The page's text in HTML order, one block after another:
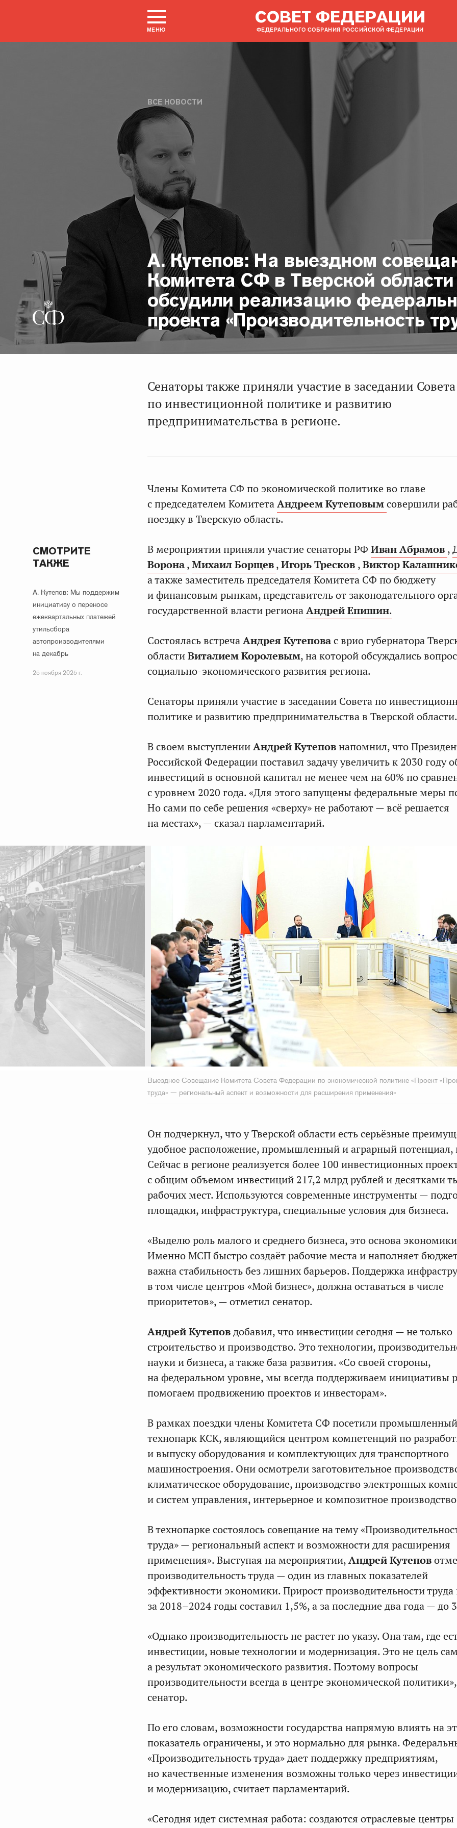
МЕНЮ
СОВЕТ ФЕДЕРАЦИИ
ФЕДЕРАЛЬНОГО СОБРАНИЯ РОССИЙСКОЙ ФЕДЕРАЦИИ
ВСЕ НОВОСТИ
А. Кутепов: На выездном
Комитета СФ в Тверской области
обсудили реализацию
проекта «Производительность
Сенаторы также приняли участие в заседании Совета
по инвестиционной политике и развитию
предпринимательства в регионе.
Члены Комитета СФ по экономической политике во главе
с председателем КомитетаАндреем Кутеповымсовершили
поездку в Тверскую область.
СМОТРИТЕ
ТАКЖЕ
А. Кутепов: Мы поддержим
инициативу о переносе
ежеквартальных платежей
утильсбора
автопроизводителями
на декабрь
25 ноября 2025 г.
В мероприятии приняли участие сенаторы РФ Иван Абрамов ,
Ворона,Михаил Борщев,Игорь Тресков ,Виктор
а также заместитель председателя Комитета СФ по бюджету
и финансовым рынкам, представитель от законодательного
государственной власти регионаАндрей Епишин.
Состоялась встречаАндрея Кутеповас врио губернатора
областиВиталием Королевым, на которой обсуждались
социально-экономического развития региона.
Сенаторы приняли участие в заседании Совета по
политике и развитию предпринимательства в Тверской области.
В своем выступленииАндрей Кутеповнапомнил, что
Российской Федерации поставил задачу увеличить к 2030 году
инвестиций в основной капитал не менее чем на 60% по
с уровнем 2020 года. «Для этого запущены федеральные меры
Но сами по себе решения «сверху» не работают — всё решается
на местах», — сказал парламентарий.
Выездное Совещание Комитета Совета Федерации по экономической политике «Проект
труда» — региональный аспект и возможности для расширения применения»
Он подчеркнул, что у Тверской области есть серьёзные
удобное расположение, промышленный и аграрный потенциал,
Сейчас в регионе реализуется более 100 инвестиционных
с общим объемом инвестиций 217,2 млрд рублей и десятками
рабочих мест. Используются современные инструменты —
площадки, инфраструктура, специальные условия для бизнеса.
«Выделю роль малого и среднего бизнеса, это основа
Именно МСП быстро создаёт рабочие места и наполняет
важна стабильность без лишних барьеров. Поддержка
в том числе центров «Мой бизнес», должна оставаться в числе
приоритетов», — отметил сенатор.
Андрей Кутеповдобавил, что инвестиции сегодня — не только
строительство и производство. Это технологии,
науки и бизнеса, а также база развития. «Со своей стороны,
на федеральном уровне, мы всегда поддерживаем инициативы
помогаем продвижению проектов и инвесторам».
В рамках поездки члены Комитета СФ посетили промышленный
технопарк КСК, являющийся центром компетенций по
и выпуску оборудования и комплектующих для транспортного
машиностроения. Они осмотрели заготовительное
климатическое оборудование, производство электронных
и систем управления, интерьерное и композитное
В технопарке состоялось совещание на тему
труда» — региональный аспект и возможности для расширения
применения». Выступая на мероприятии,Андрей Кутепов
производительность труда — один из главных показателей
эффективности экономики. Прирост производительности труда
за 2018–2024 годы составил 1,5%, а за последние два года — до
«Однако производительность не растет по указу. Она там, где
инвестиции, новые технологии и модернизация. Это не цель
а результат экономического развития. Поэтому вопросы
производительности всегда в центре экономической
сенатор.
По его словам, возможности государства напрямую влиять на
показатель ограничены, и это нормально для рынка.
«Производительность труда» дает поддержку предприятиям,
но качественные изменения возможны только через
и модернизацию, считает парламентарий.
«Сегодня идет системная работа: создаются отраслевые центры